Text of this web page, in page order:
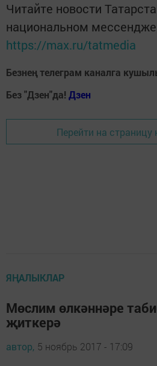
Читайте новости
национальном
https://max.ru/tatmedia
Безнең телеграм каналга
Без "Дзен"да! Дзен
Перейти на страницу
ЯҢАЛЫКЛАР
Мөслим өлкәннәре
җиткерә
автор, 5 ноябрь 2017 - 17:09